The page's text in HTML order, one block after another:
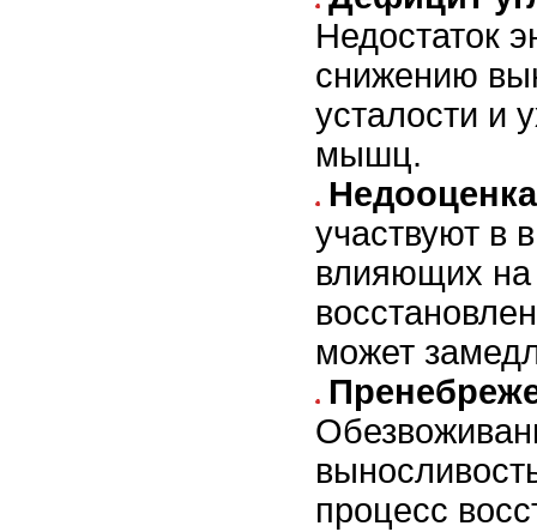
Недостаток
снижению
усталости и
мышц.
участвуют в
влияющих на
может
процесс